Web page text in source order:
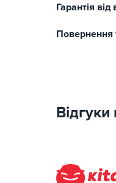
Гарантія
Повернення
Відгуки